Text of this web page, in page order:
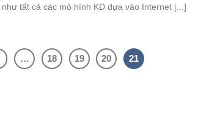
tất cả các mô hình KD dựa vào Internet [...]
… 18 19 20 21